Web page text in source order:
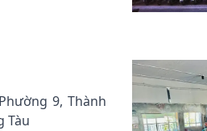
9, Thành
Tàu